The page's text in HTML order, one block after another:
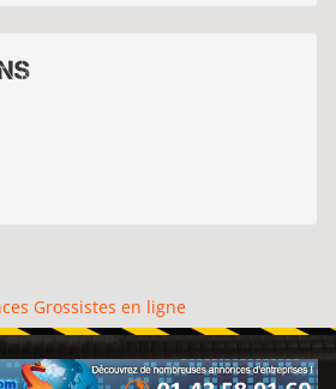
Grossistes en ligne